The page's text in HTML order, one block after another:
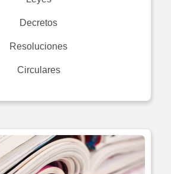
Decretos
Resoluciones
Circulares